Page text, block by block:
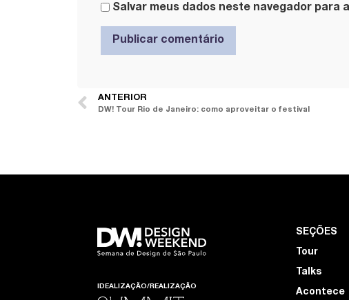
Salvar meus dados neste navegador para
ANTERIOR
DW! Tour Rio de Janeiro: como aproveitar o festival
IDEALIZAÇÃO/REALIZAÇÃO
SEÇÕES
Tour
Talks
Acontece